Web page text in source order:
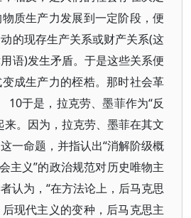
质生产力发展到一定阶段，便
的现存生产关系或财产关系(这
语)发生矛盾。于是这些关系便
成生产力的桎梏。那时社会革
10于是，拉克劳、墨菲作为“反
来。因为，拉克劳、墨菲在其文
一命题，并指认出“消解阶级概
主义”的政治规范对历史唯物主
认为，“在方法论上，后马克思
现代主义的变种，后马克思主